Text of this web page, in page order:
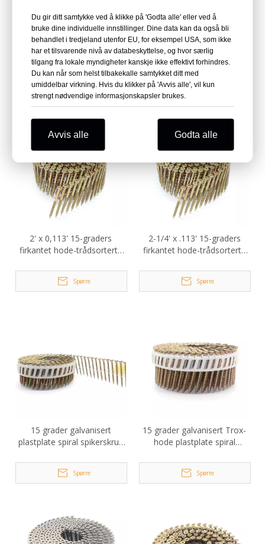
3 i. X .131 In. 15 graders
trådspole Torx-hodedrevne
spikerskruer
Spørre
3,05 mm X 65 mm 15
graders firkanthode
spikerskrue
Spørre
2' x 0,113' 15-graders
firkantet hode-trådsorterte
Spørre
2-1/4' x .113' 15-graders
firkantet hode-trådsorterte
Spørre
15 grader galvanisert
plastplate spiral spikerskrue
Spørre
15 grader galvanisert Trox-
hode plastplate spiral
Spørre
Du gir ditt samtykke ved å klikke på 'Godta alle' eller ved å
bruke dine individuelle innstillinger. Dine data kan da også bli
behandlet i tredjeland utenfor EU, for eksempel USA, som ikke
har et tilsvarende nivå av databeskyttelse, og hvor særlig
tilgang fra lokale myndigheter kanskje ikke effektivt forhindres.
Du kan når som helst tilbakekalle samtykket ditt med
umiddelbar virkning. Hvis du klikker på 'Avvis alle', vil kun
strengt nødvendige informasjonskapsler brukes.
Avvis alle Godta alle